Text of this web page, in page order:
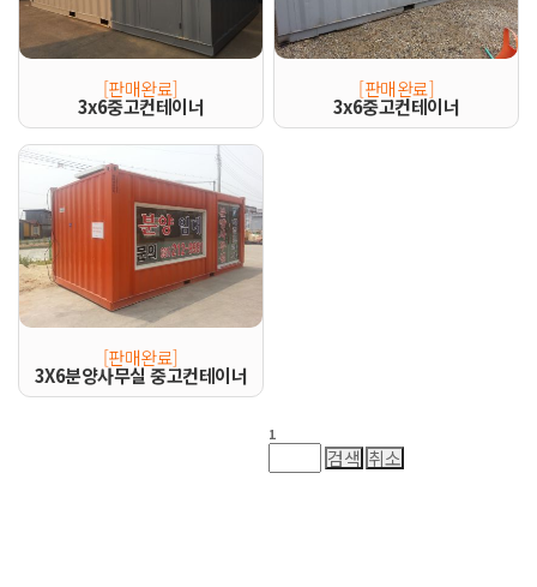
[판매완료]
3x6중고컨테이너
[판매완료]
3x6중고컨테이너
[판매완료]
3X6분양사무실 중고컨테이너
1